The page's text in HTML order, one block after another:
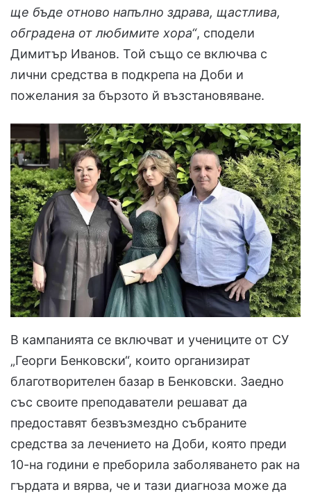
ще бъде отново напълно здрава, щастлива,
обградена от любимите хора“, сподели
Димитър Иванов. Той също се включва с
лични средства в подкрепа на Доби и
пожелания за бързото й възстановяване.
В кампанията се включват и учениците от СУ
„Георги Бенковски“, които организират
благотворителен базар в Бенковски. Заедно
със своите преподаватели решават да
предоставят безвъзмездно събраните
средства за лечението на Доби, която преди
10-на години е преборила заболяването рак на
гърдата и вярва, че и тази диагноза може да